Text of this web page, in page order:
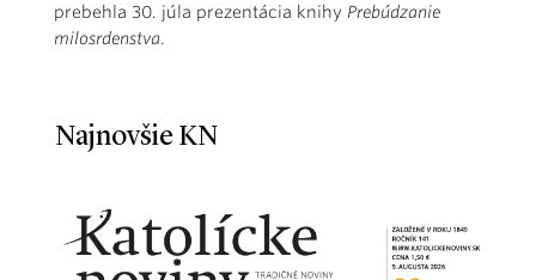
prebehla 30. júla prezentácia knihy Prebúdzanie
milosrdenstva.
Najnovšie KN